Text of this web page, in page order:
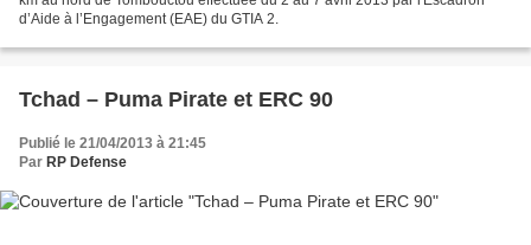
d’Aide à l’Engagement (EAE) du GTIA 2.
Tchad – Puma Pirate et ERC 90
Publié le 21/04/2013 à 21:45
Par RP Defense